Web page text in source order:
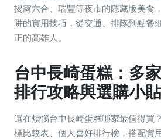
揭露六合、瑞豐等夜市的隱藏版美食
阱的實用技巧，從交通、排隊到點餐
正的高雄人。
台中長崎蛋糕：多
排行攻略與選購小
還在煩惱台中長崎蛋糕哪家最值得買
標比較表、個人喜好排行榜，搭配實